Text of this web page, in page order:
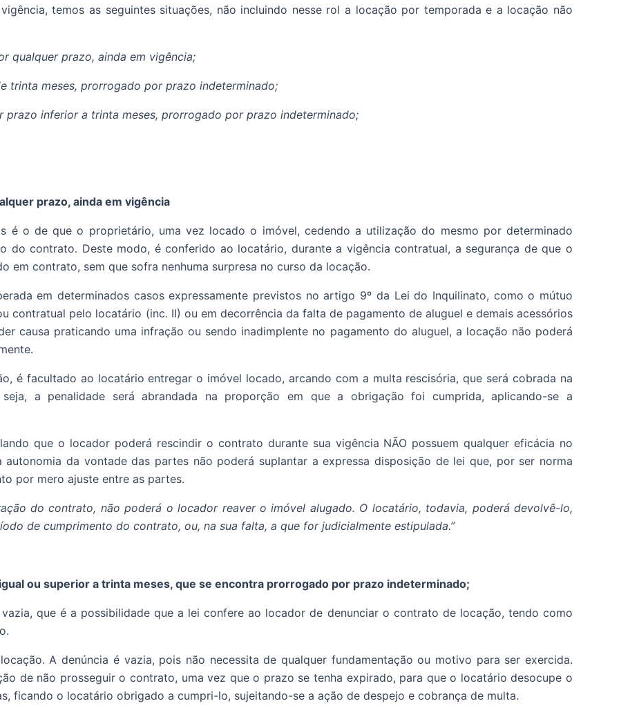
temos as seguintes situações, não incluindo nesse rol a locação por temporada e a locação não
qualquer prazo, ainda em vigência;
trinta meses, prorrogado por prazo indeterminado;
inferior a trinta meses, prorrogado por prazo indeterminado;
prazo, ainda em vigência
é o de que o proprietário, uma vez locado o imóvel, cedendo a utilização do mesmo por determinado
do contrato. Deste modo, é conferido ao locatário, durante a vigência contratual, a segurança de que o
em contrato, sem que sofra nenhuma surpresa no curso da locação.
em determinados casos expressamente previstos no artigo 9º da Lei do Inquilinato, como o mútuo
contratual pelo locatário (inc. II) ou em decorrência da falta de pagamento de aluguel e demais acessórios
causa praticando uma infração ou sendo inadimplente no pagamento do aluguel, a locação não poderá
é facultado ao locatário entregar o imóvel locado, arcando com a multa rescisória, que será cobrada na
a penalidade será abrandada na proporção em que a obrigação foi cumprida, aplicando-se a
que o locador poderá rescindir o contrato durante sua vigência NÃO possuem qualquer eficácia no
da vontade das partes não poderá suplantar a expressa disposição de lei que, por ser norma
por mero ajuste entre as partes.
do contrato, não poderá o locador reaver o imóvel alugado. O locatário, todavia, poderá devolvê-lo,
de cumprimento do contrato, ou, na sua falta, a que for judicialmente estipulada.”
ou superior a trinta meses, que se encontra prorrogado por prazo indeterminado;
que é a possibilidade que a lei confere ao locador de denunciar o contrato de locação, tendo como
A denúncia é vazia, pois não necessita de qualquer fundamentação ou motivo para ser exercida.
de não prosseguir o contrato, uma vez que o prazo se tenha expirado, para que o locatário desocupe o
ficando o locatário obrigado a cumpri-lo, sujeitando-se a ação de despejo e cobrança de multa.